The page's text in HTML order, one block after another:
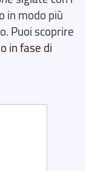
in modo più
Puoi scoprire
in fase di